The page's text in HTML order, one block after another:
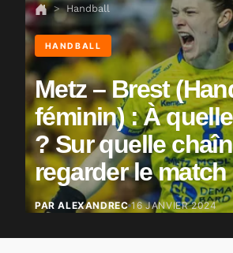
Handball
HANDBALL
Metz – Brest
féminin) : À
? Sur quelle
regarder le match
PAR ALEXANDREC 16 JANVIER 2024